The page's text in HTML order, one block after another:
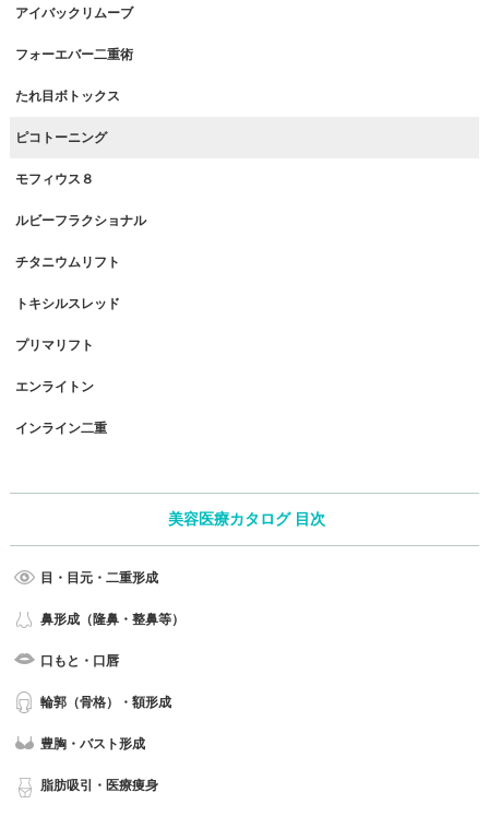
アイバックリムーブ
フォーエバー二重術
たれ目ボトックス
ピコトーニング
モフィウス８
ルビーフラクショナル
チタニウムリフト
トキシルスレッド
プリマリフト
エンライトン
インライン二重
美容医療カタログ 目次
目・目元・二重形成
鼻形成（隆鼻・整鼻等）
口もと・口唇
輪郭（骨格）・額形成
豊胸・バスト形成
脂肪吸引・医療痩身